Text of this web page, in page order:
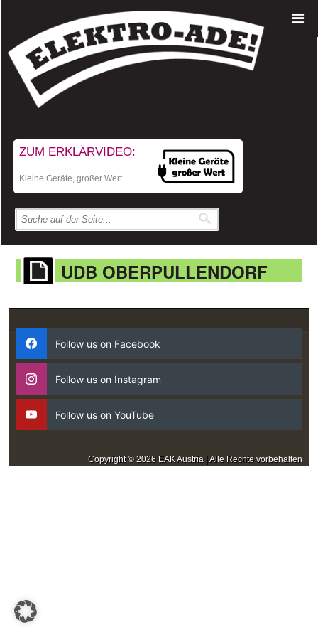
ZUM ERKLÄRVIDEO:
Kleine Geräte, großer Wert
UDB OBERPULLENDORF
Follow us on Facebook
Follow us on Instagram
Follow us on YouTube
Copyright © 2026 EAK Austria | Alle Rechte vorbehalten